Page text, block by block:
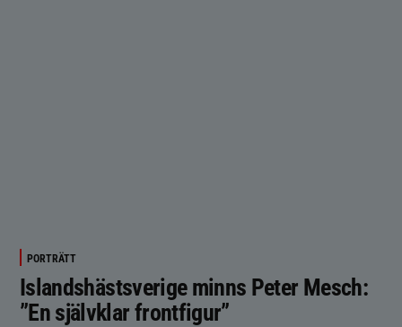
PORTRÄTT
Islandshästsverige minns Peter Mesch:
”En självklar frontfigur”